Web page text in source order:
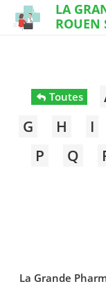
LA
ROUEN
Toutes
G
H I
P
Q
La Grande